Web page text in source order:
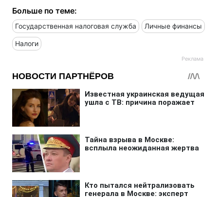
Больше по теме:
Государственная налоговая служба Личные финансы
Налоги